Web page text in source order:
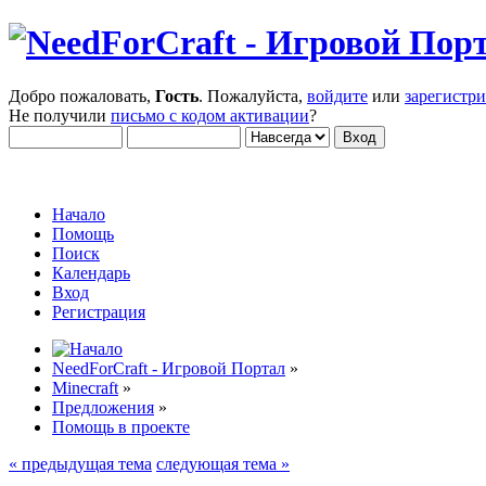
Добро пожаловать, Гость. Пожалуйста, войдите или
Не получили письмо с кодом активации?
Начало
Помощь
Поиск
Календарь
Вход
Регистрация
NeedForCraft - Игровой Портал »
Minecraft »
Предложения »
Помощь в проекте
« предыдущая тема следующая тема »